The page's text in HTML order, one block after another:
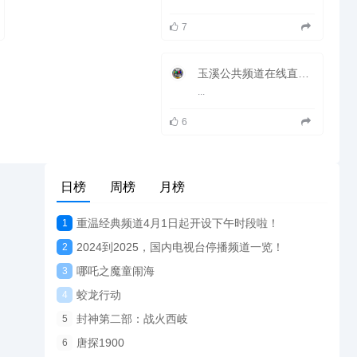
7
6
日榜 周榜 月榜
1 重温经典频道4月1日起开设下午时段啦！
2 2024到2025，国内电视台停播频道一览！
3 哪吒之魔童闹海
4 蛟龙行动
5 封神第二部：战火西岐
6 唐探1900